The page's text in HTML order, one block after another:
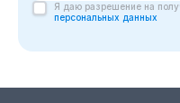
Я даю разрешение на
персональных данных